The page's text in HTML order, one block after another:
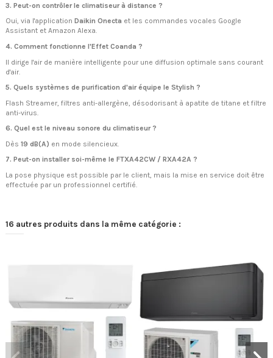
3. Peut-on contrôler le climatiseur à distance ?
Oui, via l'application Daikin Onecta et les commandes vocales Google
Assistant et Amazon Alexa.
4. Comment fonctionne l'Effet Coanda ?
Il dirige l'air de manière intelligente pour une diffusion optimale sans courant
d'air.
5. Quels systèmes de purification d'air équipe le Stylish ?
Flash Streamer, filtres anti-allergène, désodorisant à apatite de titane et filtre
anti-virus.
6. Quel est le niveau sonore du climatiseur ?
Dès 19 dB(A) en mode silencieux.
7. Peut-on installer soi-même le FTXA42CW / RXA42A ?
La pose physique est possible par le client, mais la mise en service doit être
effectuée par un professionnel certifié.
16 autres produits dans la même catégorie :